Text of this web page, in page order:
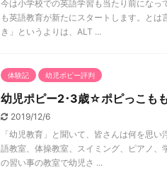
今は小学校での英語学習も当たり前にな
も英語教育が新たにスタートします。と
き」というよりは、ALT ...
体験記 幼児ポピー評判
幼児ポピー2･3歳☆ポピっこも
2019/12/6
「幼児教育」と聞いて、皆さんは何を思
語教室、体操教室、スイミング、ピアノ
の習い事の教室で幼児さ ...